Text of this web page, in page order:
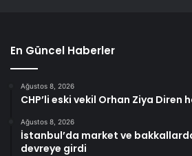
En Güncel Haberler
Ağustos 8, 2026
CHP’li eski vekil Orhan Ziya Diren
Ağustos 8, 2026
İstanbul’da market ve
devreye girdi